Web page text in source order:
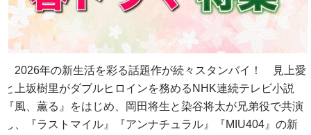
2026年の新生活を彩る話題作が続々スタンバイ！ 見上愛
と上坂樹里がダブルヒロインを務めるNHK連続テレビ小説
『風、薫る』をはじめ、岡田将生と染谷将太が兄弟役で共演
し、『ラストマイル』『アンナチュラル』『MIU404』の新